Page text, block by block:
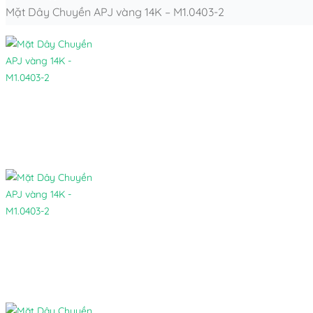
Mặt Dây Chuyền APJ vàng 14K – M1.0403-2